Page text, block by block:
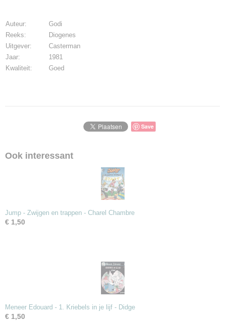
Auteur:
Godi
Reeks:
Diogenes
Uitgever:
Casterman
Jaar:
1981
Kwaliteit:
Goed
Save
Ook interessant
Jump - Zwijgen en trappen - Charel Chambre
€ 1,50
Meneer Edouard - 1. Kriebels in je lijf - Didge
€ 1,50